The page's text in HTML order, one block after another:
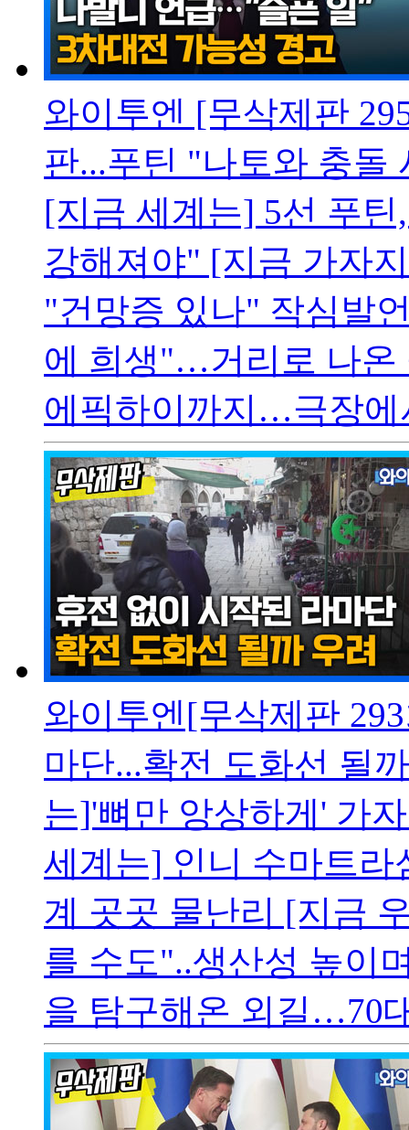
와이투엔 [무삭제판
판...푸틴 "나토와 충돌
[지금 세계는] 5선 푸
강해져야" [지금 가자
"건망증 있나" 작심발
에 희생"…거리로 나온
에픽하이까지…극장에
와이투엔[무삭제판
마단...확전 도화선 될
는]'뼈만 앙상하게' 가
세계는] 인니 수마트
계 곳곳 물난리 [지금
를 수도"..생산성 높이
을 탐구해온 외길…70